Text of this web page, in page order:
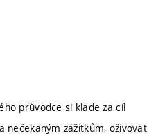
průvodce si klade za cíl
nečekaným zážitkům, oživovat